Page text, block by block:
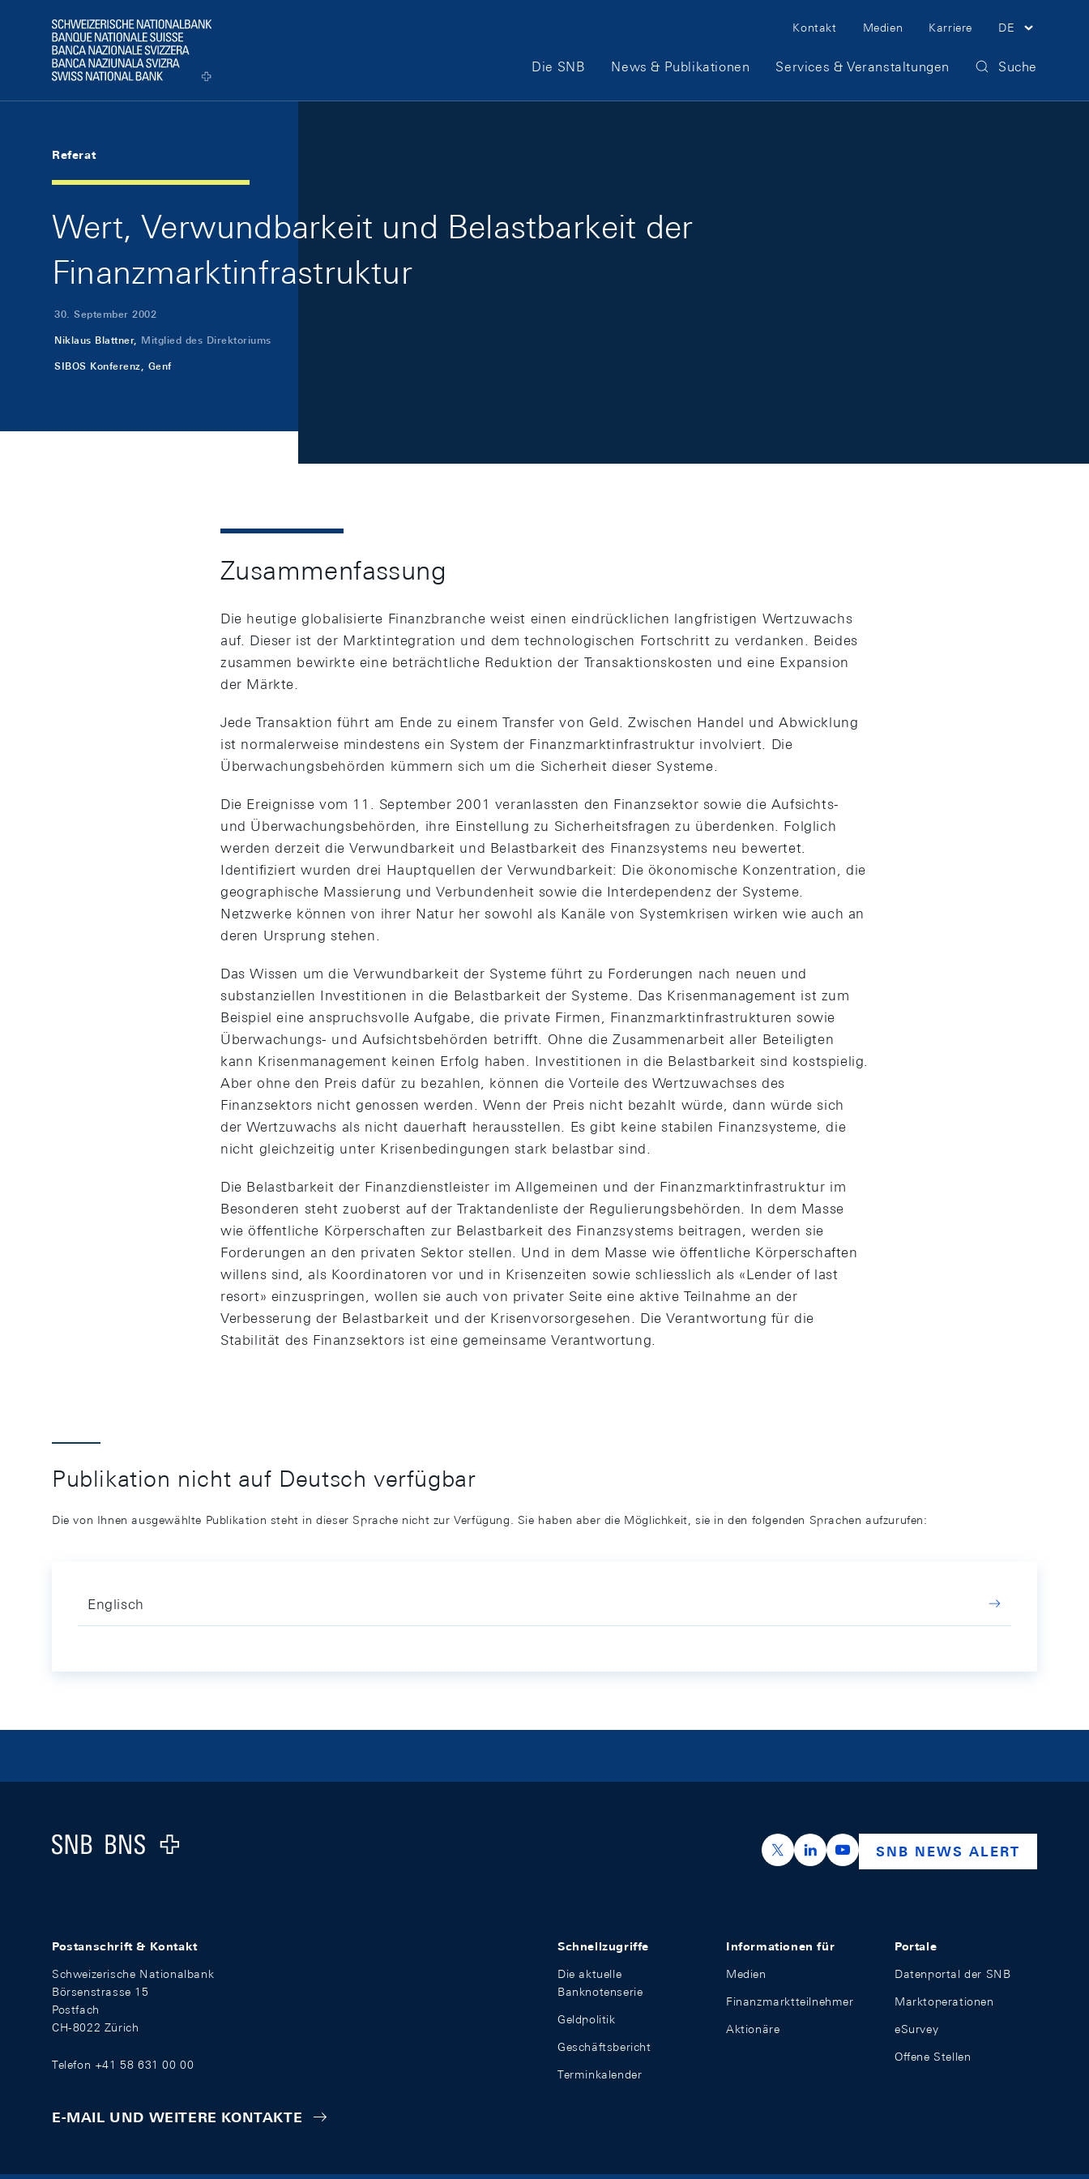
Logo
Meta Navigation
Kontakt Medien Karriere DE
Hauptnavigation
Die SNB News & Publikationen Services & Veranstaltungen Suche
Referat
Wert, Verwundbarkeit und Belastbarkeit der
Finanzmarktinfrastruktur
30. September 2002
Niklaus Blattner, Mitglied des Direktoriums
SIBOS Konferenz, Genf
Zusammenfassung
Die heutige globalisierte Finanzbranche weist einen eindrücklichen langfristigen Wertzuwachs
auf. Dieser ist der Marktintegration und dem technologischen Fortschritt zu verdanken. Beides
zusammen bewirkte eine beträchtliche Reduktion der Transaktionskosten und eine Expansion
der Märkte.
Jede Transaktion führt am Ende zu einem Transfer von Geld. Zwischen Handel und Abwicklung
ist normalerweise mindestens ein System der Finanzmarktinfrastruktur involviert. Die
Überwachungsbehörden kümmern sich um die Sicherheit dieser Systeme.
Die Ereignisse vom 11. September 2001 veranlassten den Finanzsektor sowie die Aufsichts-
und Überwachungsbehörden, ihre Einstellung zu Sicherheitsfragen zu überdenken. Folglich
werden derzeit die Verwundbarkeit und Belastbarkeit des Finanzsystems neu bewertet.
Identifiziert wurden drei Hauptquellen der Verwundbarkeit: Die ökonomische Konzentration, die
geographische Massierung und Verbundenheit sowie die Interdependenz der Systeme.
Netzwerke können von ihrer Natur her sowohl als Kanäle von Systemkrisen wirken wie auch an
deren Ursprung stehen.
Das Wissen um die Verwundbarkeit der Systeme führt zu Forderungen nach neuen und
substanziellen Investitionen in die Belastbarkeit der Systeme. Das Krisenmanagement ist zum
Beispiel eine anspruchsvolle Aufgabe, die private Firmen, Finanzmarktinfrastrukturen sowie
Überwachungs- und Aufsichtsbehörden betrifft. Ohne die Zusammenarbeit aller Beteiligten
kann Krisenmanagement keinen Erfolg haben. Investitionen in die Belastbarkeit sind kostspielig.
Aber ohne den Preis dafür zu bezahlen, können die Vorteile des Wertzuwachses des
Finanzsektors nicht genossen werden. Wenn der Preis nicht bezahlt würde, dann würde sich
der Wertzuwachs als nicht dauerhaft herausstellen. Es gibt keine stabilen Finanzsysteme, die
nicht gleichzeitig unter Krisenbedingungen stark belastbar sind.
Die Belastbarkeit der Finanzdienstleister im Allgemeinen und der Finanzmarktinfrastruktur im
Besonderen steht zuoberst auf der Traktandenliste der Regulierungsbehörden. In dem Masse
wie öffentliche Körperschaften zur Belastbarkeit des Finanzsystems beitragen, werden sie
Forderungen an den privaten Sektor stellen. Und in dem Masse wie öffentliche Körperschaften
willens sind, als Koordinatoren vor und in Krisenzeiten sowie schliesslich als «Lender of last
resort» einzuspringen, wollen sie auch von privater Seite eine aktive Teilnahme an der
Verbesserung der Belastbarkeit und der Krisenvorsorgesehen. Die Verantwortung für die
Stabilität des Finanzsektors ist eine gemeinsame Verantwortung.
Publikation nicht auf Deutsch verfügbar
Die von Ihnen ausgewählte Publikation steht in dieser Sprache nicht zur Verfügung. Sie haben aber die Möglichkeit, sie in den folgenden Sprachen aufzurufen:
Englisch
Logo
https://x.com/snb_bns
https://ch.linkedin.com/company/swiss-
https://www.youtube.com/
SNB NEWS ALERT
Postanschrift & Kontakt
Schweizerische Nationalbank
Börsenstrasse 15
Postfach
CH-8022 Zürich
Telefon +41 58 631 00 00
E-MAIL UND WEITERE KONTAKTE
Schnellzugriffe
Die aktuelle
Banknotenserie
Geldpolitik
Geschäftsbericht
Terminkalender
Informationen für
Medien
Finanzmarktteilnehmer
Aktionäre
Portale
Datenportal der SNB
Marktoperationen
eSurvey
Offene Stellen